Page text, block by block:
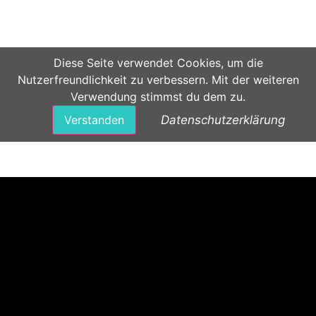
Diese Seite verwendet Cookies, um die
Nutzerfreundlichkeit zu verbessern. Mit der weiteren
Verwendung stimmst du dem zu.
Verstanden
Datenschutzerklärung